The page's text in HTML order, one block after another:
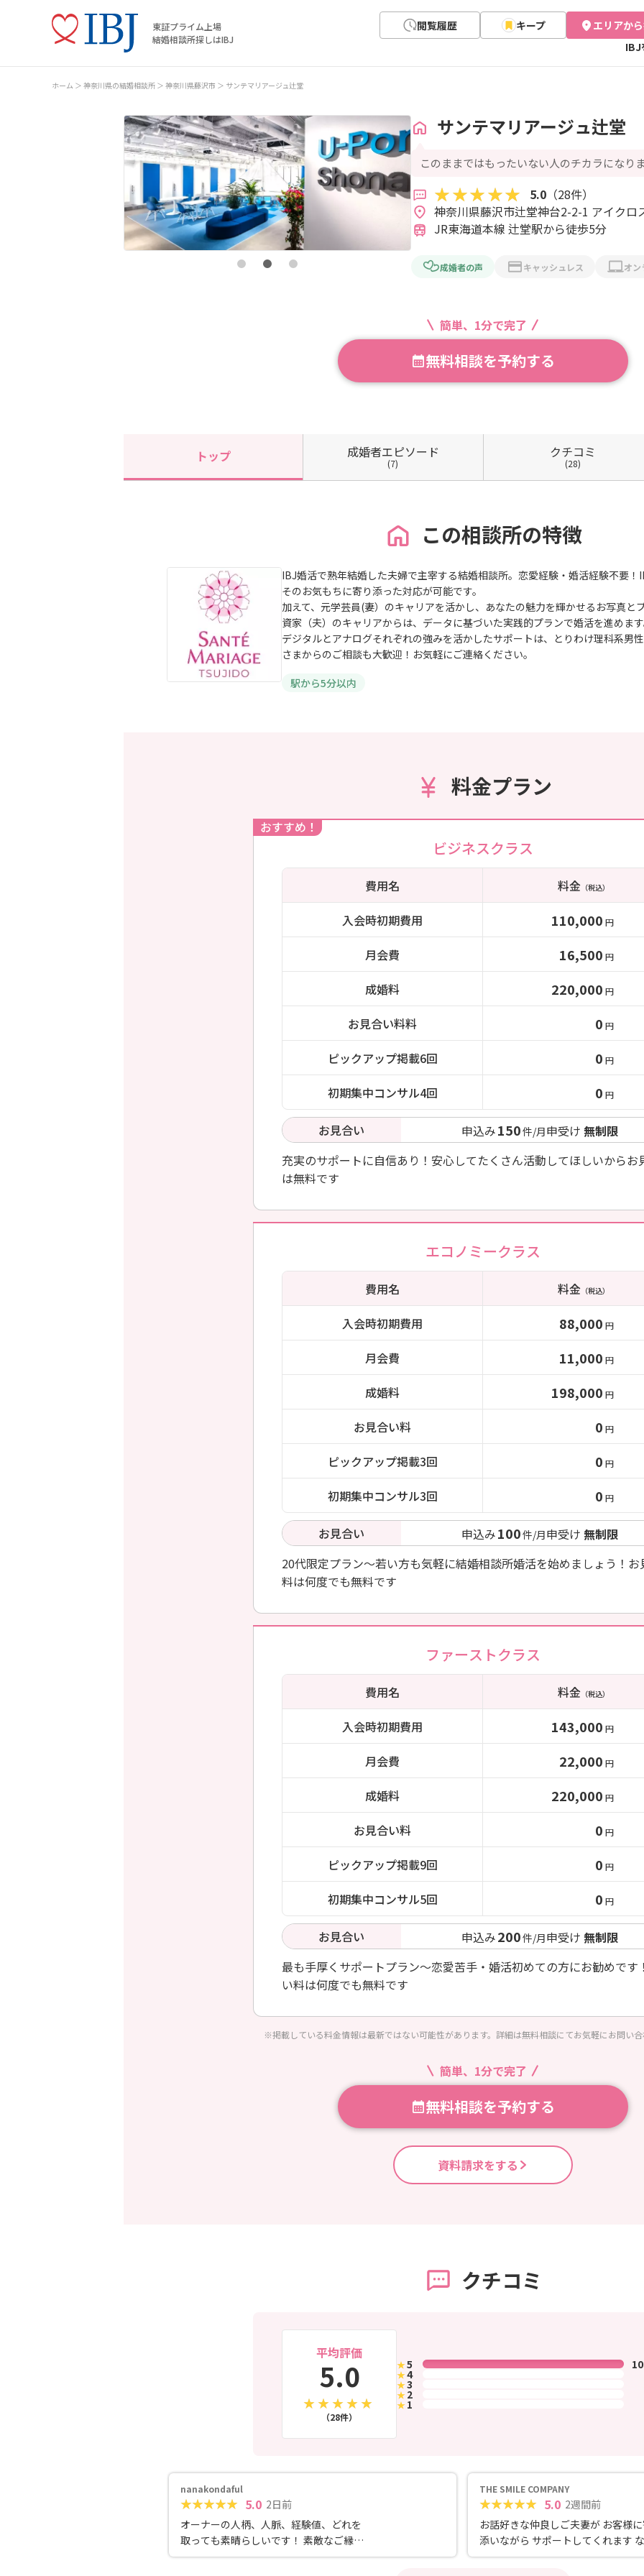
東証プライム上場
結婚相談所探しはIBJ
閲覧履歴 キープ
エリアか
IBJ
ホーム 神奈川県の結婚相談所 神奈川県藤沢市 サンテマリアージュ辻堂
サンテマリアージュ辻堂
このままではもったいない人のチカラになり
5.0（28件）
JR東海道本線 辻堂駅から徒歩5分
成婚者の声 キャッシュレス オン
簡単、1分で完了
無料相談を予約する
トップ 成婚者エピソード
(7)
クチコミ
(28)
この相談所の特徴
IBJ婚活で熟年結婚した夫婦で主宰する結婚相談所。恋愛経験・婚活経験不要
そのお気もちに寄り添った対応が可能です。
加えて、元学芸員(妻）のキャリアを活かし、あなたの魅力を輝かせるお写真と
資家（夫）のキャリアからは、データに基づいた実践的プランで婚活を進めま
デジタルとアナログそれぞれの強みを活かしたサポートは、とりわけ理科系男
さまからのご相談も大歓迎！お気軽にご連絡ください。
駅から5分以内
料金プラン
おすすめ！
ビジネスクラス
費用名 料金（税込）
入会時初期費用 110,000 円
月会費 16,500 円
成婚料 220,000 円
お見合い料料 0 円
ピックアップ掲載6回 0 円
初期集中コンサル4回 0 円
お見合い 申込み150件/月申受け 無制限
充実のサポートに自信あり！安心してたくさん活動してほしいからお
は無料です
エコノミークラス
費用名 料金（税込）
入会時初期費用 88,000 円
月会費 11,000 円
成婚料 198,000 円
お見合い料 0 円
ピックアップ掲載3回 0 円
初期集中コンサル3回 0 円
お見合い 申込み100件/月申受け 無制限
20代限定プラン～若い方も気軽に結婚相談所婚活を始めましょう！お
料は何度でも無料です
ファーストクラス
費用名 料金（税込）
入会時初期費用 143,000 円
月会費 22,000 円
成婚料 220,000 円
お見合い料 0 円
ピックアップ掲載9回 0 円
初期集中コンサル5回 0 円
お見合い 申込み200件/月申受け 無制限
最も手厚くサポートプラン～恋愛苦手・婚活初めての方にお勧めです
い料は何度でも無料です
※掲載している料金情報は最新ではない可能性があります。詳細は無料相談にてお気軽にお問い
簡単、1分で完了
無料相談を予約する
資料請求をする
クチコミ
平均評価
5.0
（28件）
★5
★4
★3
★2
★1
nanakondaful
5.0 2日前
オーナーの人柄、人脈、経験値、どれを
取っても素晴らしいです！ 素敵なご縁に
繋がると思います。
THE SMILE COMPANY
5.0 2週間前
お話好きな仲良しご夫妻が お客様
添いながら サポートしてくれます
も気兼ねなく相談できるので 安心